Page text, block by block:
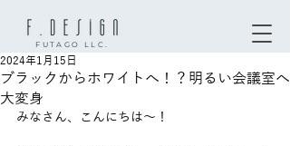
FUTAGO LLC.
ブラックからホワイトへ！？明るい会議室へ
大変身
2024年1月15日
みなさん、こんにちは〜！